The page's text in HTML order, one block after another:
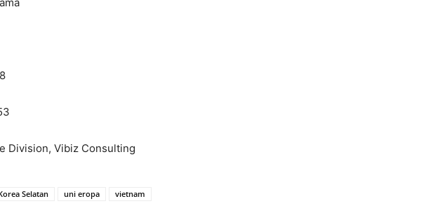
Division, Vibiz Consulting
Selatan uni eropa vietnam